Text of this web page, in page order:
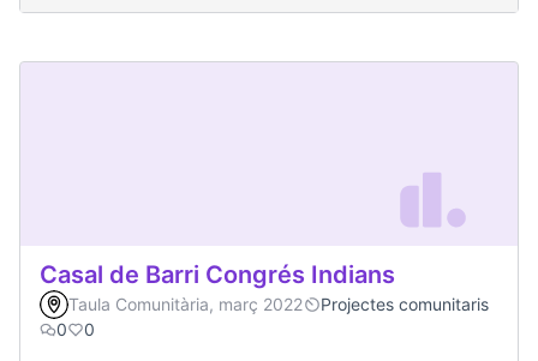
Casal de Barri Congrés Indians
Taula Comunitària, març 2022
Projectes comunitaris
0
0